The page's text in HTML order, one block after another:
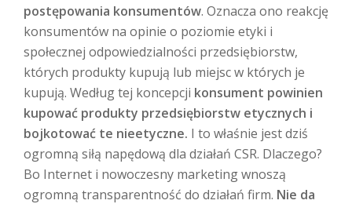
postępowania konsumentów. Oznacza ono reakcję
konsumentów na opinie o poziomie etyki i
społecznej odpowiedzialności przedsiębiorstw,
których produkty kupują lub miejsc w których je
kupują. Według tej koncepcji konsument powinien
kupować produkty przedsiębiorstw etycznych i
bojkotować te nieetyczne. I to właśnie jest dziś
ogromną siłą napędową dla działań CSR. Dlaczego?
Bo Internet i nowoczesny marketing wnoszą
ogromną transparentność do działań firm. Nie da